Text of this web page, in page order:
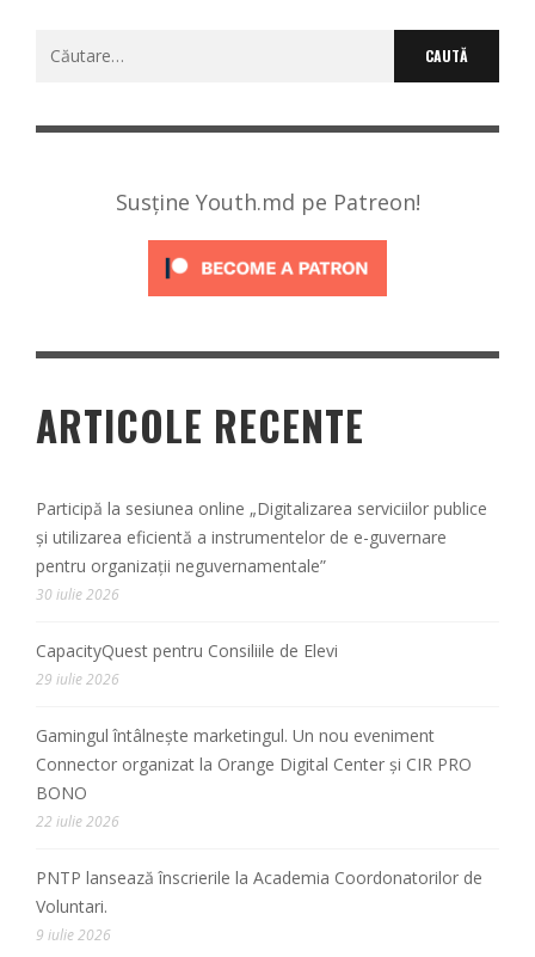
Caută
Susține Youth.md pe Patreon!
ARTICOLE RECENTE
Participă la sesiunea online „Digitalizarea serviciilor publice
și utilizarea eficientă a instrumentelor de e-guvernare
pentru organizații neguvernamentale”
30 iulie 2026
CapacityQuest pentru Consiliile de Elevi
29 iulie 2026
Gamingul întâlnește marketingul. Un nou eveniment
Connector organizat la Orange Digital Center și CIR PRO
BONO
22 iulie 2026
PNTP lansează înscrierile la Academia Coordonatorilor de
Voluntari.
9 iulie 2026